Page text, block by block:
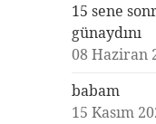
15 sene
günaydını
08 Haziran
babam
15 Kasım